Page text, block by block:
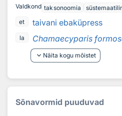
Valdkond taksonoomia
et
taivani ebaküpress
la Chamaecyparis
keyboard_arrow_down Näita kogu mõistet
Sõnavormid puuduvad